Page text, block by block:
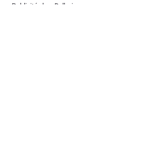
Publicité chez Delhaize